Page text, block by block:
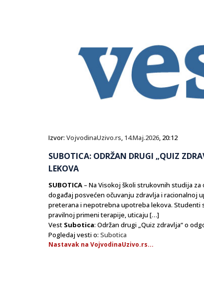
Izvor: VojvodinaUzivo.rs, 14.Maj.2026, 20:12
SUBOTICA: ODRŽAN DRUGI „QUIZ
LEKOVA
SUBOTICA – Na Visokoj školi strukovnih studija
događaj posvećen očuvanju zdravlja i racionalnoj
preterana i nepotrebna upotreba lekova. Studenti
pravilnoj primeni terapije, uticaju […]
Vest Subotica: Održan drugi „Quiz zdravlja“ o
Pogledaj vesti o: Subotica
Nastavak na VojvodinaUzivo.rs...